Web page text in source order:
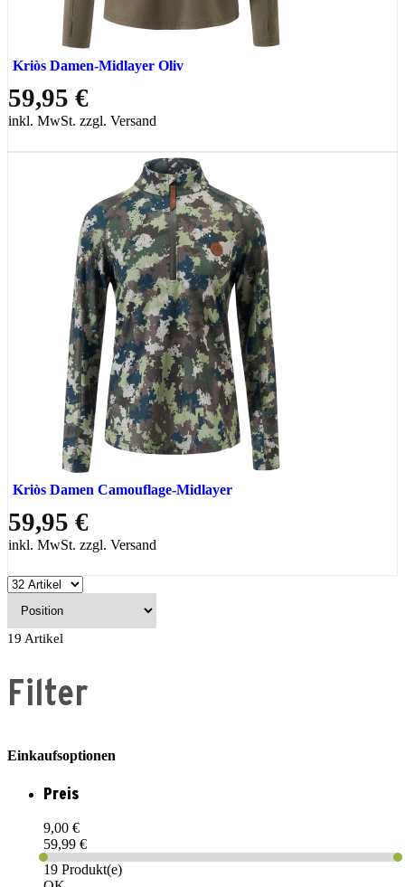
Kriòs Damen-Midlayer Oliv
59,95 €
inkl. MwSt. zzgl. Versand
Kriòs Damen Camouflage-Midlayer
59,95 €
inkl. MwSt. zzgl. Versand
19 Artikel
Filter
Einkaufsoptionen
Preis
9,00 €
59,99 €
19 Produkt(e)